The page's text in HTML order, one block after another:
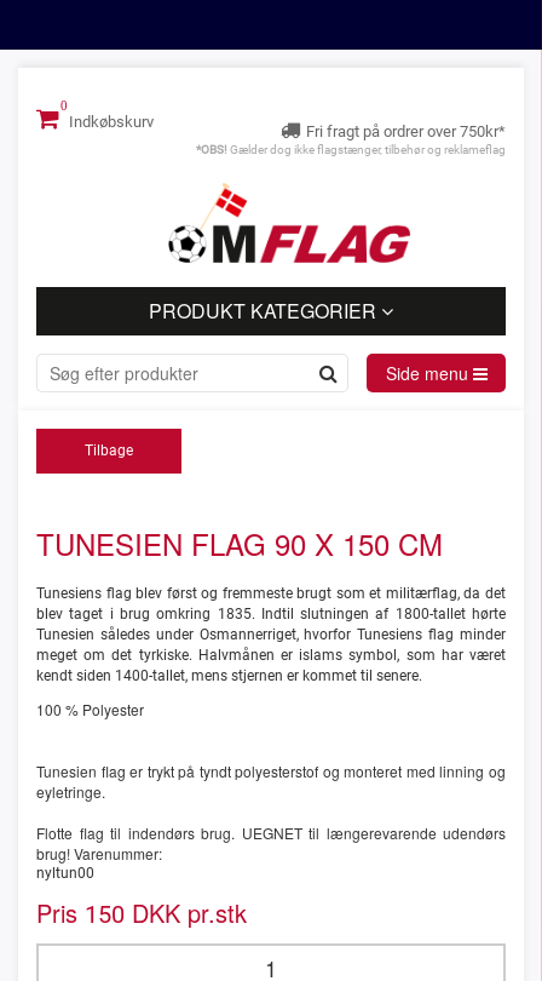
Indkøbskurv
Fri fragt på ordrer over 750kr*
*OBS! Gælder dog ikke flagstænger, tilbehør og reklameflag
PRODUKT KATEGORIER
Side menu
Tilbage
TUNESIEN FLAG 90 X 150 CM
Tunesiens flag blev først og fremmeste brugt som et militærflag, da det
blev taget i brug omkring 1835. Indtil slutningen af 1800-tallet hørte
Tunesien således under Osmannerriget, hvorfor Tunesiens flag minder
meget om det tyrkiske. Halvmånen er islams symbol, som har været
kendt siden 1400-tallet, mens stjernen er kommet til senere.
100 % Polyester
Tunesien flag er trykt på tyndt polyesterstof og monteret med linning og
eyletringe.
Flotte flag til indendørs brug. UEGNET til længerevarende udendørs
brug! Varenummer:
nyltun00
Pris 150 DKK pr.stk